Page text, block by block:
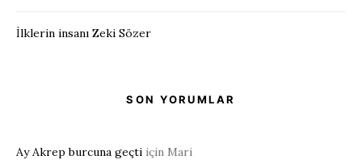
İlklerin insanı Zeki Sözer
SON YORUMLAR
Ay Akrep burcuna geçti için Mari